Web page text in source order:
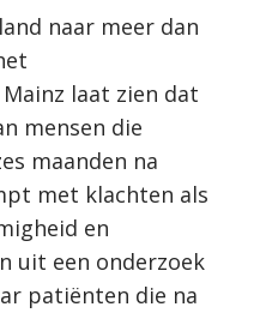
naar meer dan
laat zien dat
mensen die
maanden na
met klachten als
en
uit een onderzoek
patiënten die na